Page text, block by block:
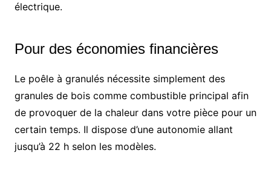
électrique.
Pour des économies financières
Le poêle à granulés nécessite simplement des
granules de bois comme combustible principal afin
de provoquer de la chaleur dans votre pièce pour un
certain temps. Il dispose d’une autonomie allant
jusqu’à 22 h selon les modèles.